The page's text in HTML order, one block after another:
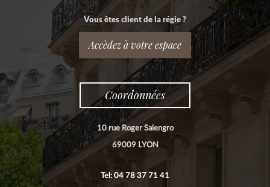
Vous êtes client de la régie ?
Accèdez à votre espace
Coordonnées
10 rue Roger Salengro
69009 LYON
Tel: 04 78 37 71 41